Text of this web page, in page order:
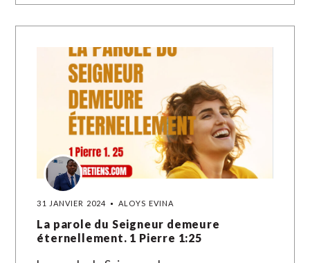
31 JANVIER 2024 ALOYS EVINA
La parole du Seigneur demeure
éternellement. 1 Pierre 1:25